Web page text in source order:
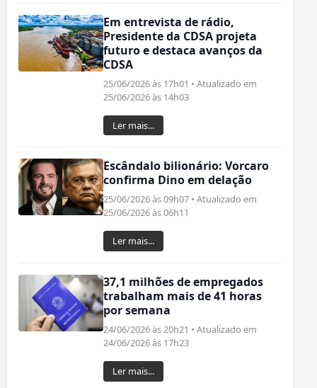
Em entrevista de rádio,
Presidente da CDSA projeta
futuro e destaca avanços da
CDSA
25/06/2026 às 17h01 • Atualizado em
25/06/2026 às 14h03
Ler mais...
Escândalo bilionário: Vorcaro
confirma Dino em delação
25/06/2026 às 09h07 • Atualizado em
25/06/2026 às 06h11
Ler mais...
37,1 milhões de empregados
trabalham mais de 41 horas
por semana
24/06/2026 às 20h21 • Atualizado em
24/06/2026 às 17h23
Ler mais...